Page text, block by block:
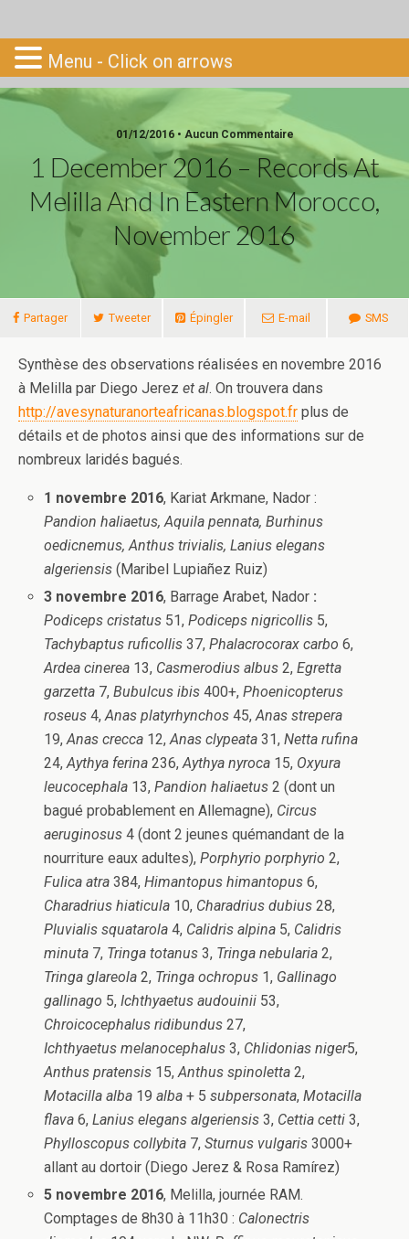
Go-South
01/12/2016 • Aucun Commentaire
1 December 2016 – Records At
Melilla And In Eastern Morocco,
November 2016
Partager Tweeter Épingler E-mail SMS
Synthèse des observations réalisées en novembre 2016
à Melilla par Diego Jerez et al. On trouvera dans
http://avesynaturanorteafricanas.blogspot.fr plus de
détails et de photos ainsi que des informations sur de
nombreux laridés bagués.
1 novembre 2016, Kariat Arkmane, Nador :
Pandion haliaetus, Aquila pennata, Burhinus
oedicnemus, Anthus trivialis, Lanius elegans
algeriensis (Maribel Lupiañez Ruiz)
3 novembre 2016, Barrage Arabet, Nador :
Podiceps cristatus 51, Podiceps nigricollis 5,
Tachybaptus ruficollis 37,Phalacrocorax carbo 6,
Ardea cinerea 13, Casmerodius albus 2,Egretta
garzetta 7,Bubulcus ibis 400+,Phoenicopterus
roseus 4,Anas platyrhynchos 45,Anas strepera
19,Anas crecca 12,Anas clypeata 31,Netta rufina
24,Aythya ferina 236,Aythya nyroca 15, Oxyura
leucocephala 13,Pandion haliaetus 2 (dont un
bagué probablement en Allemagne), Circus
aeruginosus 4 (dont 2 jeunes quémandant de la
nourriture eaux adultes),Porphyrio porphyrio 2,
Fulica atra 384,Himantopus himantopus 6,
Charadrius hiaticula 10, Charadrius dubius 28,
Pluvialis squatarola 4, Calidris alpina 5, Calidris
minuta 7, Tringa totanus 3, Tringa nebularia 2,
Tringa glareola 2, Tringa ochropus 1, Gallinago
gallinago 5,Ichthyaetus audouinii 53,
Chroicocephalus ridibundus 27,
Ichthyaetus melanocephalus 3, Chlidonias niger5,
Anthus pratensis 15,Anthus spinoletta 2,
Motacilla alba 19alba+ 5subpersonata, Motacilla
flava 6,Lanius elegans algeriensis 3, Cettia cetti 3,
Phylloscopus collybita 7,Sturnus vulgaris 3000+
allant au dortoir (Diego Jerez & Rosa Ramírez)
5 novembre 2016, Melilla, journée RAM.
Comptages de 8h30 à 11h30 : Calonectris
Menu - Click on arrows